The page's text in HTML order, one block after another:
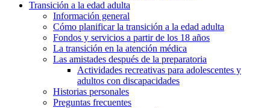
Transición a la edad adulta
Información general
Cómo planificar la transición a la edad adulta
Fondos y servicios a partir de los 18 años
La transición en la atención médica
Las amistades después de la preparatoria
Actividades recreativas para adolescentes y
adultos con discapacidades
Historias personales
Preguntas frecuentes